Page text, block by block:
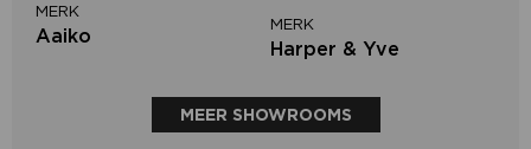
MERK
Aaiko
MERK
Harper & Yve
MEER SHOWROOMS